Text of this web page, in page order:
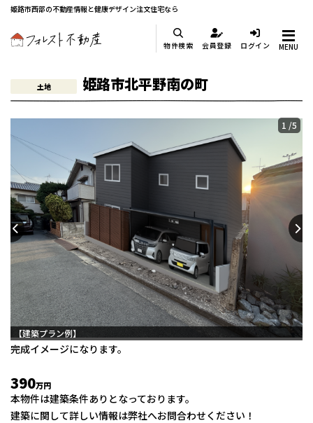
姫路市西部の不動産情報と健康デザイン注文住宅なら
物件検索 会員登録 ログイン MENU
土地 姫路市北平野南の町
1 /5
【建築プラン例】
完成イメージになります。
390万円
本物件は建築条件ありとなっております。
建築に関して詳しい情報は弊社へお問合わせください！